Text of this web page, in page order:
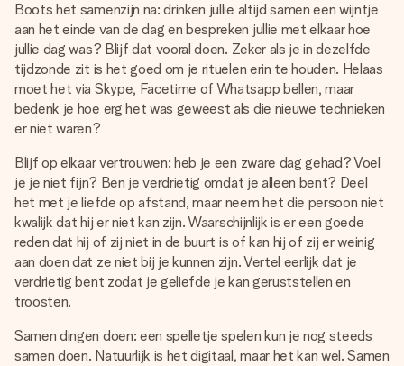
Boots het samenzijn na: drinken jullie altijd samen een wijntje
aan het einde van de dag en bespreken jullie met elkaar hoe
jullie dag was? Blijf dat vooral doen. Zeker als je in dezelfde
tijdzonde zit is het goed om je rituelen erin te houden. Helaas
moet het via Skype, Facetime of Whatsapp bellen, maar
bedenk je hoe erg het was geweest als die nieuwe technieken
er niet waren?
Blijf op elkaar vertrouwen: heb je een zware dag gehad? Voel
je je niet fijn? Ben je verdrietig omdat je alleen bent? Deel
het met je liefde op afstand, maar neem het die persoon niet
kwalijk dat hij er niet kan zijn. Waarschijnlijk is er een goede
reden dat hij of zij niet in de buurt is of kan hij of zij er weinig
aan doen dat ze niet bij je kunnen zijn. Vertel eerlijk dat je
verdrietig bent zodat je geliefde je kan geruststellen en
troosten.
Samen dingen doen: een spelletje spelen kun je nog steeds
samen doen. Natuurlijk is het digitaal, maar het kan wel. Samen